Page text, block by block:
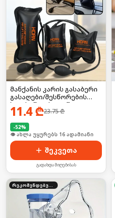
მანქანის კარის გასაბერი
გასაღები/შესწორების
ხელსაწყო ბალიში
11.4₾23.75₾
-52%
🛒 ბოლო 24სთ-ში იყიდა 26-მა
შეკვეთა
გადახდა მიღებისას
რეკომენდებული